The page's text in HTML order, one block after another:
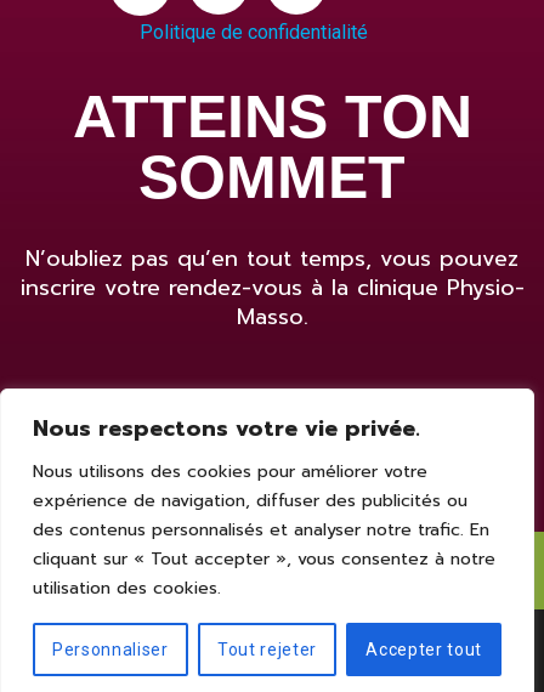
Nous respectons votre vie privée.
Nous utilisons des cookies pour améliorer votre
expérience de navigation, diffuser des publicités ou
des contenus personnalisés et analyser notre trafic. En
cliquant sur « Tout accepter », vous consentez à notre
utilisation des cookies.
Personnaliser Tout rejeter Accepter tout
Politique de confidentialité
ATTEINS TON
SOMMET
N’oubliez pas qu’en tout temps, vous pouvez
inscrire votre rendez-vous à la clinique Physio-
Masso.
Prendre rendez-vous
© 2022 - Physio-Masso